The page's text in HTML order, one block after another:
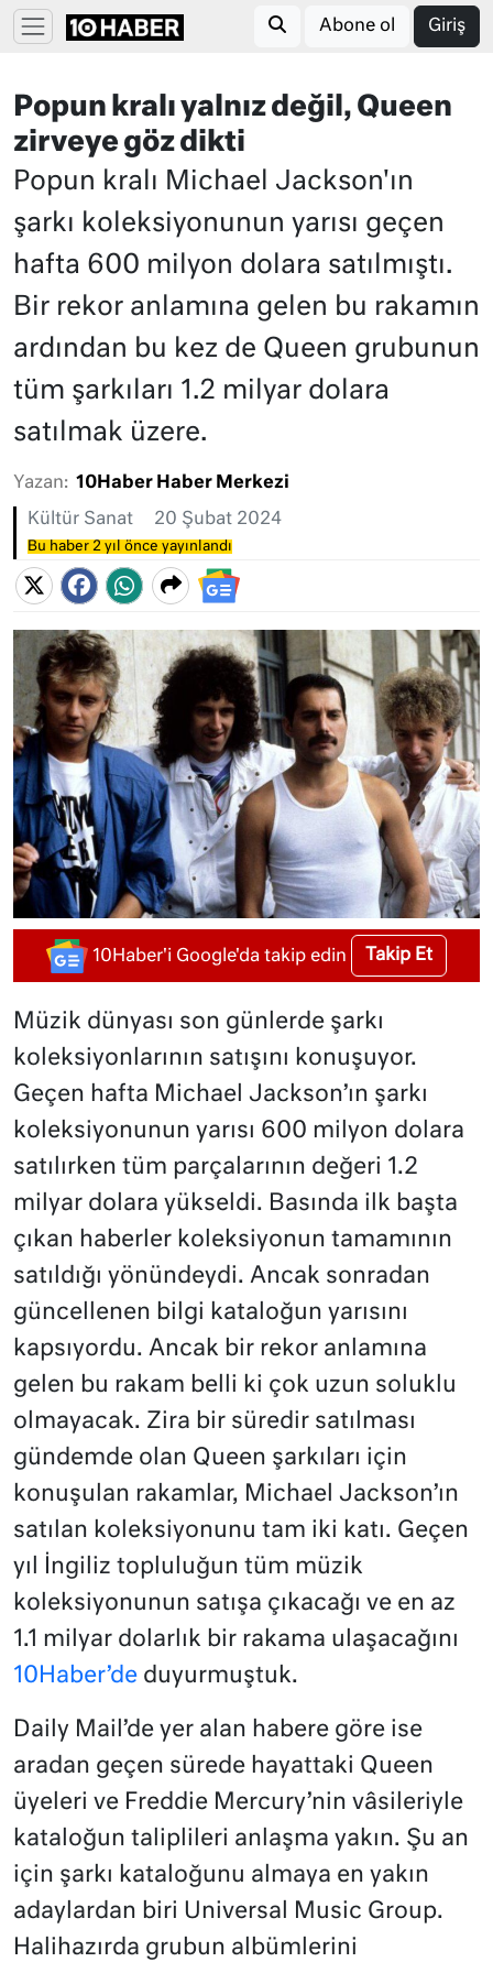
Abone ol Giriş
Popun kralı yalnız değil, Queen
zirveye göz dikti
Popun kralı Michael Jackson'ın
şarkı koleksiyonunun yarısı geçen
hafta 600 milyon dolara satılmıştı.
Bir rekor anlamına gelen bu rakamın
ardından bu kez de Queen grubunun
tüm şarkıları 1.2 milyar dolara
satılmak üzere.
Yazan: 10Haber Haber Merkezi
Kültür Sanat 20 Şubat 2024
Bu haber 2 yıl önce yayınlandı
10Haber'i Google'da takip edin Takip Et
Müzik dünyası son günlerde şarkı
koleksiyonlarının satışını konuşuyor.
Geçen hafta Michael Jackson’ın şarkı
koleksiyonunun yarısı 600 milyon dolara
satılırken tüm parçalarının değeri 1.2
milyar dolara yükseldi. Basında ilk başta
çıkan haberler koleksiyonun tamamının
satıldığı yönündeydi. Ancak sonradan
güncellenen bilgi kataloğun yarısını
kapsıyordu. Ancak bir rekor anlamına
gelen bu rakam belli ki çok uzun soluklu
olmayacak. Zira bir süredir satılması
gündemde olan Queen şarkıları için
konuşulan rakamlar, Michael Jackson’ın
satılan koleksiyonunu tam iki katı. Geçen
yıl İngiliz topluluğun tüm müzik
koleksiyonunun satışa çıkacağı ve en az
1.1 milyar dolarlık bir rakama ulaşacağını
10Haber’de duyurmuştuk.
Daily Mail’de yer alan habere göre ise
aradan geçen sürede hayattaki Queen
üyeleri ve Freddie Mercury’nin vâsileriyle
kataloğun taliplileri anlaşma yakın. Şu an
için şarkı kataloğunu almaya en yakın
adaylardan biri Universal Music Group.
Halihazırda grubun albümlerini